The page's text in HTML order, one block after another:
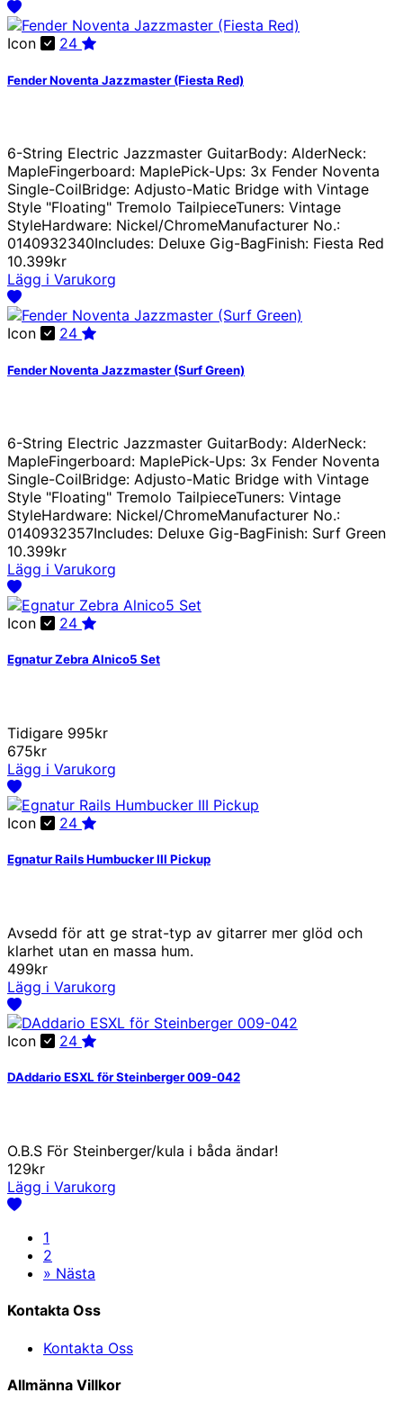
Icon 24
Fender Noventa Jazzmaster (Fiesta Red)
6-String Electric Jazzmaster GuitarBody: AlderNeck:
MapleFingerboard: MaplePick-Ups: 3x Fender Noventa
Single-CoilBridge: Adjusto-Matic Bridge with Vintage
Style "Floating" Tremolo TailpieceTuners: Vintage
StyleHardware: Nickel/ChromeManufacturer No.:
0140932340Includes: Deluxe Gig-BagFinish: Fiesta Red
10.399kr
Lägg i Varukorg
Icon 24
Fender Noventa Jazzmaster (Surf Green)
6-String Electric Jazzmaster GuitarBody: AlderNeck:
MapleFingerboard: MaplePick-Ups: 3x Fender Noventa
Single-CoilBridge: Adjusto-Matic Bridge with Vintage
Style "Floating" Tremolo TailpieceTuners: Vintage
StyleHardware: Nickel/ChromeManufacturer No.:
0140932357Includes: Deluxe Gig-BagFinish: Surf Green
10.399kr
Lägg i Varukorg
Icon 24
Egnatur Zebra Alnico5 Set
Tidigare 995kr
675kr
Lägg i Varukorg
Icon 24
Egnatur Rails Humbucker III Pickup
Avsedd för att ge strat-typ av gitarrer mer glöd och
klarhet utan en massa hum.
499kr
Lägg i Varukorg
Icon 24
DAddario ESXL för Steinberger 009-042
O.B.S För Steinberger/kula i båda ändar!
129kr
Lägg i Varukorg
1
2
» Nästa
Kontakta Oss
Kontakta Oss
Allmänna Villkor